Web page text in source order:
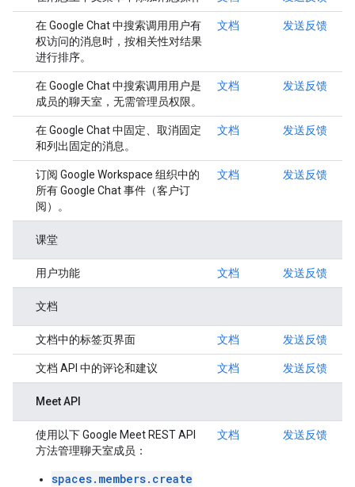
在 Google Chat 中搜索调用用户有
权访问的消息时，按相关性对结果
进行排序。
文档 发送反馈
在 Google Chat 中搜索调用用户是
成员的聊天室，无需管理员权限。
文档 发送反馈
在 Google Chat 中固定、取消固定
和列出固定的消息。
文档 发送反馈
订阅 Google Workspace 组织中的
所有 Google Chat 事件（客户订
阅）。
文档 发送反馈
课堂
用户功能 文档 发送反馈
文档
文档中的标签页界面 文档 发送反馈
文档 API 中的评论和建议 文档 发送反馈
Meet API
使用以下 Google Meet REST API
方法管理聊天室成员：
spaces.members.create
文档 发送反馈